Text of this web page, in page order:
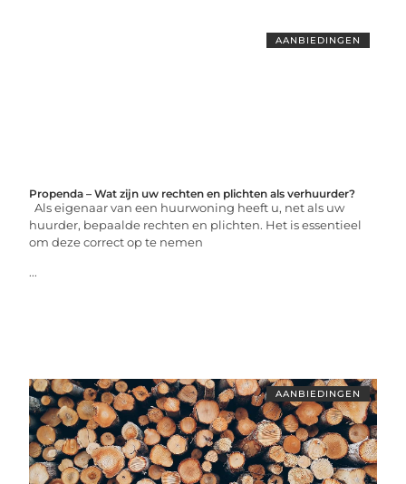
AANBIEDINGEN
Propenda – Wat zijn uw rechten en plichten als verhuurder?
Als eigenaar van een huurwoning heeft u, net als uw
huurder, bepaalde rechten en plichten. Het is essentieel
om deze correct op te nemen
...
AANBIEDINGEN